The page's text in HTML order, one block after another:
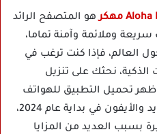
هو المتصفح الرائد
وملائمة وآمنة تماما،
العالم، فإذا كنت ترغب في
نحثك على تنزيل
تحميل التطبيق للهواتف
الذكية التي تعمل بنظام الأندرويد والأيفون في بداية عام 2024،
بسبب العديد من المزايا